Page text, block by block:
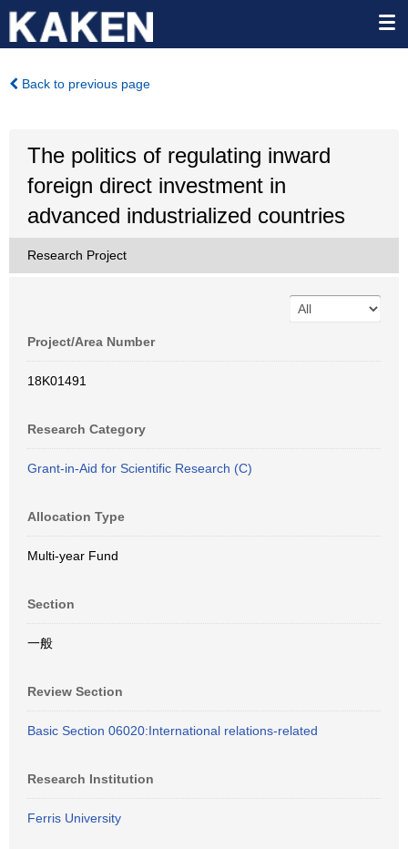
Back to previous page
The politics of regulating inward
foreign direct investment in
advanced industrialized countries
Research Project
Project/Area Number
18K01491
Research Category
Grant-in-Aid for Scientific Research (C)
Allocation Type
Multi-year Fund
Section
一般
Review Section
Basic Section 06020:International relations-related
Research Institution
Ferris University